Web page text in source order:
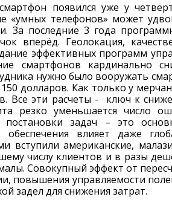
появился уже у
«умных телефонов» может
За последние 3 года
вперёд. Геолокация,
эффективных программ
смартфонов кардинально
нужно было вооружать
долларов. Как только у
Все эти расчеты - ключ к
резко уменьшается число
постановки задач – это
обеспечения влияет даже
вступили американские,
числу клиентов и в разы
Совокупный эффект от
повышения управляемости
задел для снижения затрат.